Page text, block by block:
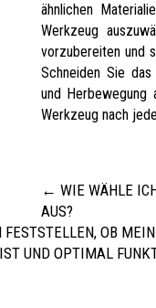
ähnlichen
Werkzeug
vorzubereiten und
Schneiden Sie
und Herbewegung
Werkzeug nach
← WIE WÄHLE
AUS?
OB
UND OPTIMAL